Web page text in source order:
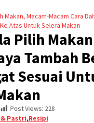
Makan, Macam-Macam Cara
Atas Untuk Selera Makan
Pilih
Tambah
Sesuai
Post Views: 228
Pastri,Resipi